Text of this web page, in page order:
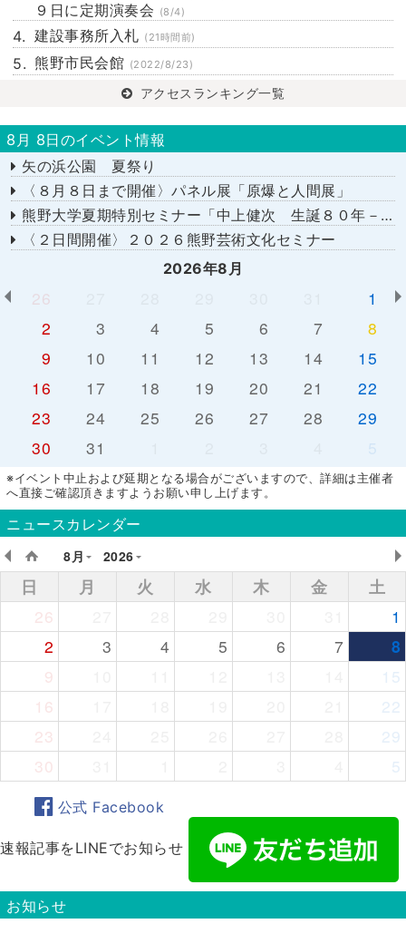
９日に定期演奏会 (8/4)
建設事務所入札 (21時間前)
熊野市民会館 (2022/8/23)
アクセスランキング一覧
8月 8日のイベント情報
矢の浜公園 夏祭り
〈８月８日まで開催〉パネル展「原爆と人間展」
熊野大学夏期特別セミナー「中上健次 生誕８０年－時代へのまなざし－」
〈２日間開催〉２０２６熊野芸術文化セミナー
2026年8月
26
1
2
3 4 5 6 7
8
9
10 11 12 13 14
15
16
17 18 19 20 21
22
23
24 25 26 27 28
29
30
31 5
※イベント中止および延期となる場合がございますので、詳細は主催者
へ直接ご確認頂きますようお願い申し上げます。
ニュースカレンダー
8月
2026
日 月 火 水 木 金
土
26
1
2
3 4 5 6 7
8
9
15
16
22
23
29
30
5
公式 Facebook
速報記事をLINEでお知らせ
お知らせ